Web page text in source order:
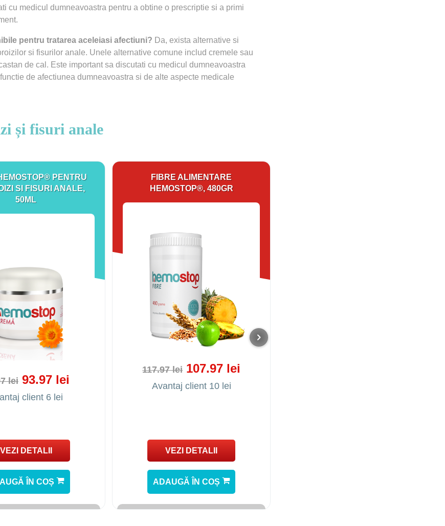
cu medicul dumneavoastra pentru a obtine o prescriptie si a primi
pentru tratarea aceleiasi afectiuni? Da, exista alternative si
si fisurilor anale. Unele alternative comune includ cremele sau
de cal. Este important sa discutati cu medicul dumneavoastra
de afectiunea dumneavoastra si de alte aspecte medicale
și fisuri anale
PENTRU
SI FISURI ANALE,
50ML
lei93.97 lei
client 6 lei
VEZI DETALII
ÎN COȘ
FIBRE ALIMENTARE
HEMOSTOP®, 480GR
117.97 lei107.97 lei
Avantaj client 10 lei
VEZI DETALII
ADAUGĂ ÎN COȘ